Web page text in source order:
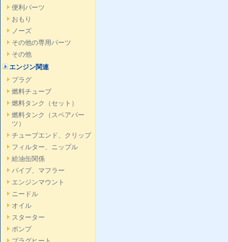
便利パーツ
おもり
ノーズ
その他の専用パーツ
その他
エンジン関連
プラグ
燃料チューブ
燃料タンク（セット）
燃料タンク（スペアパー
ツ）
チューブエンド、クリップ
フィルター、ニップル
給油缶関係
パイプ、マフラー
エンジンマウント
ニードル
オイル
スターター
ポンプ